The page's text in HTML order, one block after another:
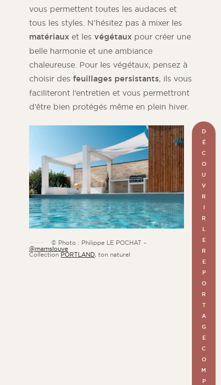
vous permettent toutes les audaces et
tous les styles. N’hésitez pas à mixer les
matériaux et les végétaux pour créer une
belle harmonie et une ambiance
chaleureuse. Pour les végétaux, pensez à
choisir des feuillages persistants, ils vous
faciliteront l’entretien et vous permettront
d’être bien protégés même en plein hiver.
© Photo : Philippe LE POCHAT –
@mamslouve
CollectionPORTLAND, ton naturel
D
É
C
O
U
V
R
I
R
L
E
R
E
P
O
R
T
A
G
E
C
O
M
P